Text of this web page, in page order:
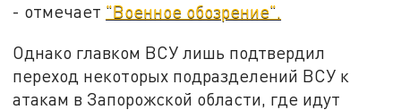
- отмечает "Военное обозрение".
Однако главком ВСУ лишь подтвердил
переход некоторых подразделений ВСУ к
атакам в Запорожской области, где идут